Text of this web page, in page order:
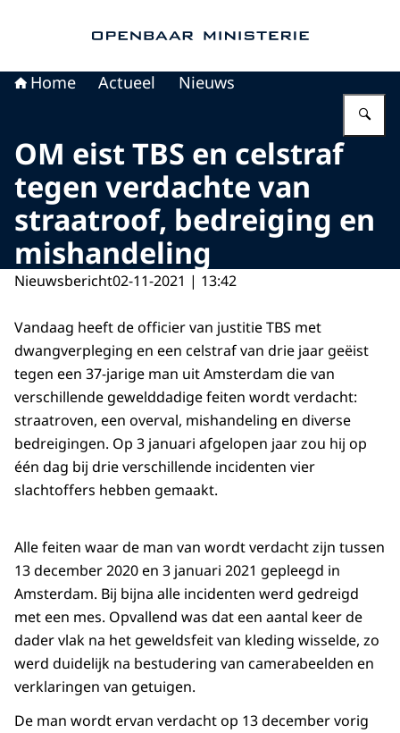
Home Actueel Nieuws
OM eist TBS en celstraf
tegen verdachte van
straatroof, bedreiging en
mishandeling
Nieuwsbericht02-11-2021 | 13:42
Vandaag heeft de officier van justitie TBS met
dwangverpleging en een celstraf van drie jaar geëist
tegen een 37-jarige man uit Amsterdam die van
verschillende gewelddadige feiten wordt verdacht:
straatroven, een overval, mishandeling en diverse
bedreigingen. Op 3 januari afgelopen jaar zou hij op
één dag bij drie verschillende incidenten vier
slachtoffers hebben gemaakt.
Alle feiten waar de man van wordt verdacht zijn tussen
13 december 2020 en 3 januari 2021 gepleegd in
Amsterdam. Bij bijna alle incidenten werd gedreigd
met een mes. Opvallend was dat een aantal keer de
dader vlak na het geweldsfeit van kleding wisselde, zo
werd duidelijk na bestudering van camerabeelden en
verklaringen van getuigen.
De man wordt ervan verdacht op 13 december vorig